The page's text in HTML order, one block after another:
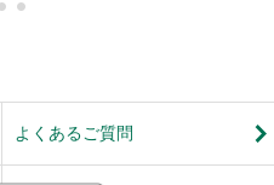
よくあるご質問